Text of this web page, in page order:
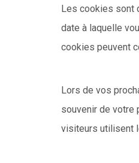
Les cookies sont
date à laquelle
cookies peuvent
Lors de vos
souvenir de votre
visiteurs utilisent